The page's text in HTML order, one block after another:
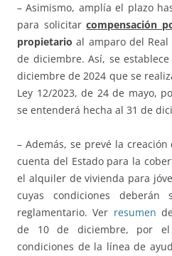
– Asimismo, amplía el plazo
para solicitarcompensación
propietario al amparo del Real
de diciembre. Así, se
diciembre de 2024 que se
Ley 12/2023, de 24 de mayo,
se entenderá hecha al 31 de
– Además, se prevé la creación
cuenta del Estado para la
el alquiler de vivienda para
cuyas condiciones
reglamentario. Ver resumen
de 10 de diciembre, por
condiciones de la línea de